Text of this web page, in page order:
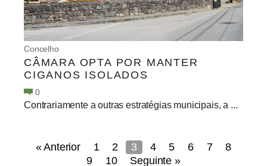
Concelho
CÂMARA OPTA POR MANTER
CIGANOS ISOLADOS
0
Contrariamente a outras estratégias municipais, a ...
« Anterior 1 2 3 4 5 6 7
8
9
10 Seguinte »